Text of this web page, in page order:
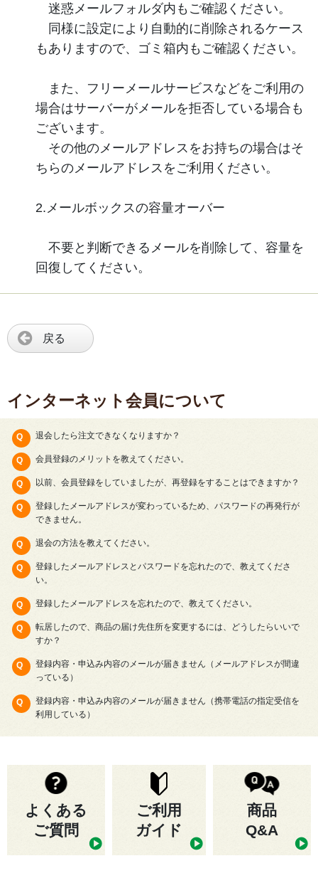
迷惑メールフォルダ内もご確認ください。
同様に設定により自動的に削除されるケース
もありますので、ゴミ箱内もご確認ください。
また、フリーメールサービスなどをご利用の
場合はサーバーがメールを拒否している場合も
ございます。
その他のメールアドレスをお持ちの場合はそ
ちらのメールアドレスをご利用ください。
2.メールボックスの容量オーバー
不要と判断できるメールを削除して、容量を
回復してください。
戻る
インターネット会員について
退会したら注文できなくなりますか？
会員登録のメリットを教えてください。
以前、会員登録をしていましたが、再登録をすることはできますか？
登録したメールアドレスが変わっているため、パスワードの再発行が
できません。
退会の方法を教えてください。
登録したメールアドレスとパスワードを忘れたので、教えてくださ
い。
登録したメールアドレスを忘れたので、教えてください。
転居したので、商品の届け先住所を変更するには、どうしたらいいで
すか？
登録内容・申込み内容のメールが届きません（メールアドレスが間違
っている）
登録内容・申込み内容のメールが届きません（携帯電話の指定受信を
利用している）
よくある
ご質問
ご利用
ガイド
商品
Q&A